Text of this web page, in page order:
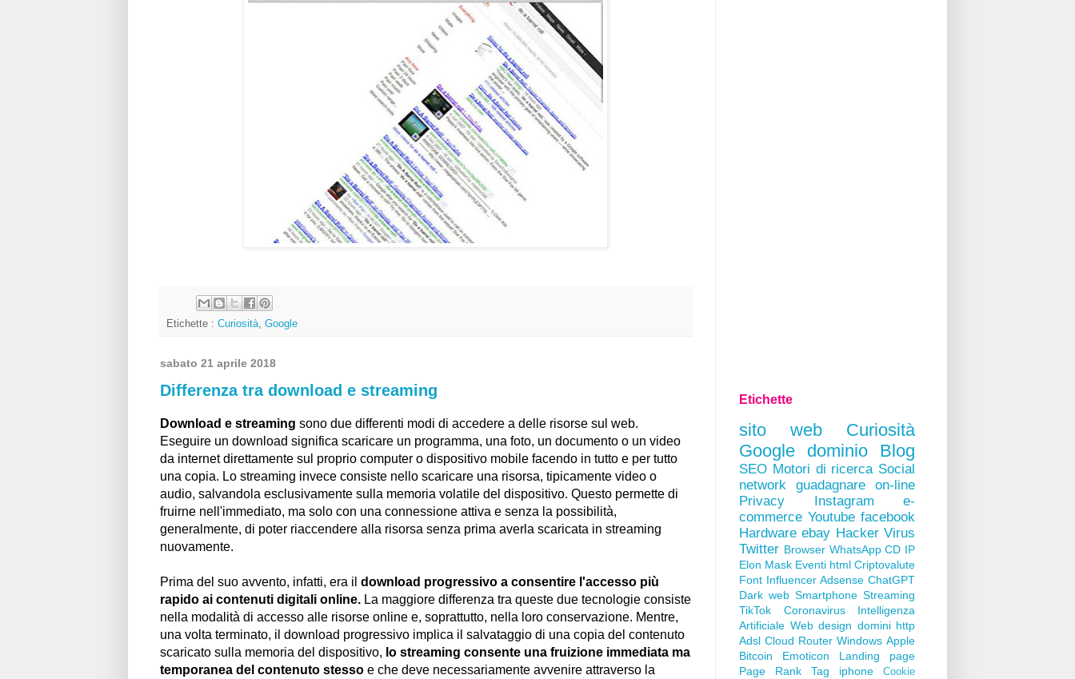
Etichette : Curiosità, Google
sabato 21 aprile 2018
Differenza tra download e streaming
Download e streaming sono due differenti modi di accedere a delle risorse sul web.
Eseguire un download significa scaricare un programma, una foto, un documento o un video
da internet direttamente sul proprio computer o dispositivo mobile facendo in tutto e per tutto
una copia. Lo streaming invece consiste nello scaricare una risorsa, tipicamente video o
audio, salvandola esclusivamente sulla memoria volatile del dispositivo. Questo permette di
fruirne nell'immediato, ma solo con una connessione attiva e senza la possibilità,
generalmente, di poter riaccendere alla risorsa senza prima averla scaricata in streaming
nuovamente.
Prima del suo avvento, infatti, era il download progressivo a consentire l'accesso più
rapido ai contenuti digitali online. La maggiore differenza tra queste due tecnologie consiste
nella modalità di accesso alle risorse online e, soprattutto, nella loro conservazione. Mentre,
una volta terminato, il download progressivo implica il salvataggio di una copia del contenuto
scaricato sulla memoria del dispositivo, lo streaming consente una fruizione immediata ma
temporanea del contenuto stesso e che deve necessariamente avvenire attraverso la
Etichette
sito web
Curiosità
Google
dominio Blog
SEO Motori di ricerca Social
network
guadagnare on-line
Privacy
Instagram
e-
commerce Youtube facebook
Hardware ebay Hacker Virus
Twitter Browser WhatsApp CD IP
Elon Mask Eventi html Criptovalute
Font Influencer Adsense ChatGPT
Dark web Smartphone Streaming
TikTok
Coronavirus
Intelligenza
Artificiale Web design domini http
Adsl Cloud Router Windows Apple
Bitcoin
Emoticon
Landing page
Page Rank
Tag iphone
Cookie